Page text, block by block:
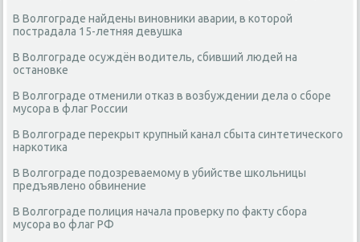
В Волгограде найдены виновники аварии, в которой
пострадала 15-летняя девушка
В Волгограде осуждён водитель, сбивший людей на
остановке
В Волгограде отменили отказ в возбуждении дела о сборе
мусора в флаг России
В Волгограде перекрыт крупный канал сбыта синтетического
наркотика
В Волгограде подозреваемому в убийстве школьницы
предъявлено обвинение
В Волгограде полиция начала проверку по факту сбора
мусора во флаг РФ